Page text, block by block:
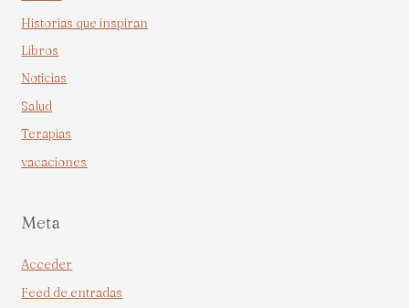
Historias que inspiran
Libros
Noticias
Salud
Terapias
vacaciones
Meta
Acceder
Feed de entradas